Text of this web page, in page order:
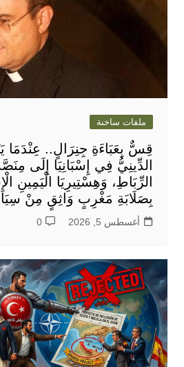
ملفات ساخنة
قِسٌّ بِعَبَاءَةِ جِنِرَالٍ.. عِنْدَمَا
الدِّينِيُّ فِي إِسْبَانِيَا إِلَى
الرِّبَاطِ، وَهِسْتِيرِيَا الْيَمِينِ
بِصَلَابَةِ مَغْرِبٍ وَاثِقٍ مِنْ
أغسطس 5, 2026 0